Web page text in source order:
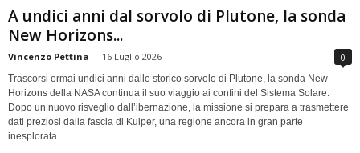
A undici anni dal sorvolo di Plutone, la sonda
New Horizons...
Vincenzo Pettina - 16 Luglio 2026 0
Trascorsi ormai undici anni dallo storico sorvolo di Plutone, la sonda New
Horizons della NASA continua il suo viaggio ai confini del Sistema Solare.
Dopo un nuovo risveglio dall’ibernazione, la missione si prepara a trasmettere
dati preziosi dalla fascia di Kuiper, una regione ancora in gran parte
inesplorata